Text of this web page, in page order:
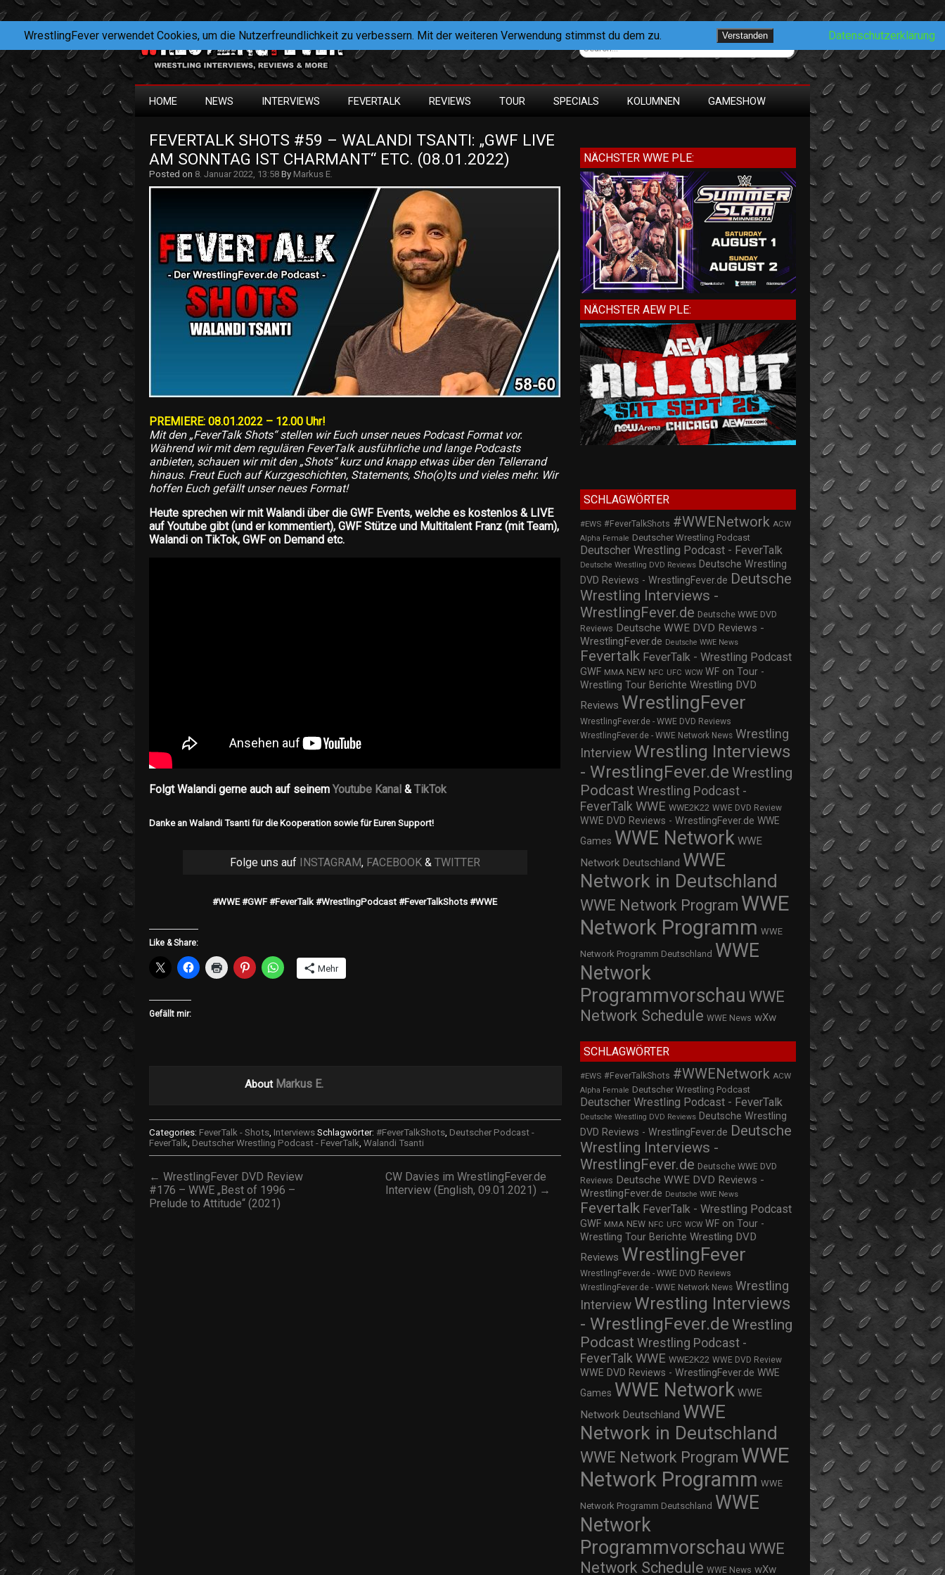
HOME NEWS INTERVIEWS FEVERTALK REVIEWS TOUR SPECIALS KOLUMNEN GAMESHOW
FEVERTALK SHOTS #59 – WALANDI TSANTI: „GWF LIVE
AM SONNTAG IST CHARMANT“ ETC. (08.01.2022)
Posted on 8. Januar 2022, 13:58 By Markus E.
PREMIERE: 08.01.2022 – 12.00 Uhr!
Mit den „FeverTalk Shots“ stellen wir Euch unser neues Podcast Format vor.
Während wir mit dem regulären FeverTalk ausführliche und lange Podcasts
anbieten, schauen wir mit den „Shots“ kurz und knapp etwas über den Tellerrand
hinaus. Freut Euch auf Kurzgeschichten, Statements, Sho(o)ts und vieles mehr. Wir
hoffen Euch gefällt unser neues Format!
Heute sprechen wir mit Walandi über die GWF Events, welche es kostenlos & LIVE
auf Youtube gibt (und er kommentiert), GWF Stütze und Multitalent Franz (mit Team),
Walandi on TikTok, GWF on Demand etc.
Folgt Walandi gerne auch auf seinem Youtube Kanal &TikTok
Danke an Walandi Tsanti für die Kooperation sowie für Euren Support!
Folge uns auf INSTAGRAM, FACEBOOK& TWITTER
#WWE #GWF #FeverTalk #WrestlingPodcast #FeverTalkShots #WWE
Like & Share:
Mehr
Gefällt mir:
About Markus E.
Categories: FeverTalk - Shots, Interviews Schlagwörter: #FeverTalkShots, Deutscher Podcast -
FeverTalk, Deutscher Wrestling Podcast - FeverTalk, Walandi Tsanti
← WrestlingFever DVD Review
#176 – WWE „Best of 1996 –
Prelude to Attitude“ (2021)
CW Davies im WrestlingFever.de
Interview (English, 09.01.2021) →
NÄCHSTER WWE PLE:
NÄCHSTER AEW PLE:
SCHLAGWÖRTER
#EWS #FeverTalkShots #WWENetwork ACW
Alpha Female Deutscher Wrestling Podcast
Deutscher Wrestling Podcast - FeverTalk
Deutsche Wrestling DVD Reviews Deutsche Wrestling
DVD Reviews - WrestlingFever.de Deutsche
Wrestling Interviews -
WrestlingFever.de Deutsche WWE DVD
Reviews Deutsche WWE DVD Reviews -
WrestlingFever.de Deutsche WWE News
Fevertalk FeverTalk - Wrestling Podcast
GWF MMA NEW NFC UFC WCW WF on Tour -
Wrestling Tour Berichte Wrestling DVD
Reviews WrestlingFever
WrestlingFever.de - WWE DVD Reviews
WrestlingFever.de - WWE Network News Wrestling
Interview Wrestling Interviews
- WrestlingFever.de Wrestling
Podcast Wrestling Podcast -
FeverTalk WWE WWE2K22 WWE DVD Review
WWE DVD Reviews - WrestlingFever.de WWE
Games WWE Network WWE
Network Deutschland WWE
Network in Deutschland
WWE Network Program WWE
Network Programm WWE
Network Programm Deutschland WWE
Network
Programmvorschau WWE
Network Schedule WWE News wXw
SCHLAGWÖRTER
#EWS #FeverTalkShots #WWENetwork ACW
Alpha Female Deutscher Wrestling Podcast
Deutscher Wrestling Podcast - FeverTalk
Deutsche Wrestling DVD Reviews Deutsche Wrestling
DVD Reviews - WrestlingFever.de Deutsche
Wrestling Interviews -
WrestlingFever.de Deutsche WWE DVD
Reviews Deutsche WWE DVD Reviews -
WrestlingFever.de Deutsche WWE News
Fevertalk FeverTalk - Wrestling Podcast
GWF MMA NEW NFC UFC WCW WF on Tour -
Wrestling Tour Berichte Wrestling DVD
Reviews WrestlingFever
WrestlingFever.de - WWE DVD Reviews
WrestlingFever.de - WWE Network News Wrestling
Interview Wrestling Interviews
- WrestlingFever.de Wrestling
Podcast Wrestling Podcast -
FeverTalk WWE WWE2K22 WWE DVD Review
WWE DVD Reviews - WrestlingFever.de WWE
Games WWE Network WWE
Network Deutschland WWE
Network in Deutschland
WWE Network Program WWE
Network Programm WWE
Network Programm Deutschland WWE
Network
Programmvorschau WWE
Network Schedule WWE News wXw
WrestlingFever verwendet Cookies, um die Nutzerfreundlichkeit zu verbessern. Mit der weiteren Verwendung stimmst du dem zu. Verstanden Datenschutzerklärung